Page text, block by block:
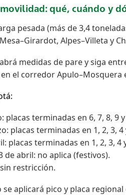
qué, cuándo y
pesada (más de 3,4
Alpes–Villeta y
medidas de pare y siga
el corredor Apulo–Mosquera
placas terminadas en 6, 7, 8, 9 y
placas terminadas en 1, 2, 3, 4
placas terminadas en 1, 2, 3, 4
de abril: no aplica (festivos).
restricción.
aplicará pico y placa